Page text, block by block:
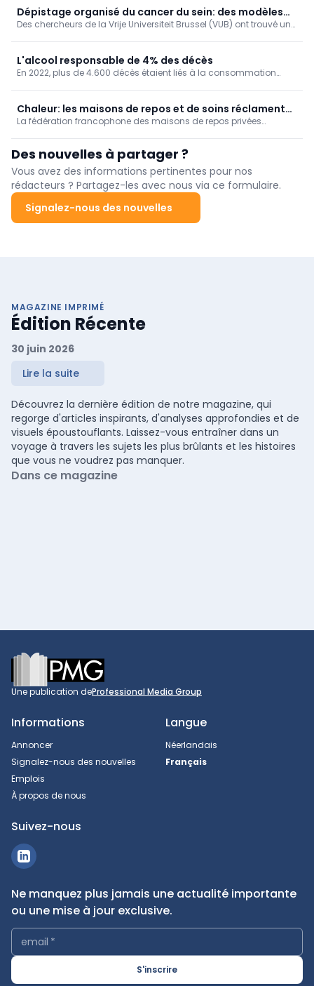
de mesures pour protéger les jeunes utilisateurs.
Dépistage organisé du cancer du sein: des modèles
de simulation encore plus fiables (VUB)
Des chercheurs de la Vrije Universiteit Brussel (VUB) ont trouvé un
L'alcool responsable de 4% des décès
En 2022, plus de 4.600 décès étaient liés à la consommation
Bruxelles-Capitale.
Chaleur: les maisons de repos et de soins réclament
une vision à long terme
La fédération francophone des maisons de repos privées
conformer.
Des nouvelles à partager ?
Vous avez des informations pertinentes pour nos
rédacteurs ? Partagez-les avec nous via ce formulaire.
Signalez-nous des nouvelles
MAGAZINE IMPRIMÉ
Édition Récente
30 juin 2026
Lire la suite
Découvrez la dernière édition de notre magazine, qui
regorge d'articles inspirants, d'analyses approfondies et de
visuels époustouflants. Laissez-vous entraîner dans un
voyage à travers les sujets les plus brûlants et les histoires
que vous ne voudrez pas manquer.
Dans ce magazine
Footer
Une publication deProfessional Media Group
Informations
Annoncer
Signalez-nous des nouvelles
Emplois
À propos de nous
Langue
Néerlandais
Français
Suivez-nous
Ne manquez plus jamais une actualité importante
ou une mise à jour exclusive.
email *
S'inscrire